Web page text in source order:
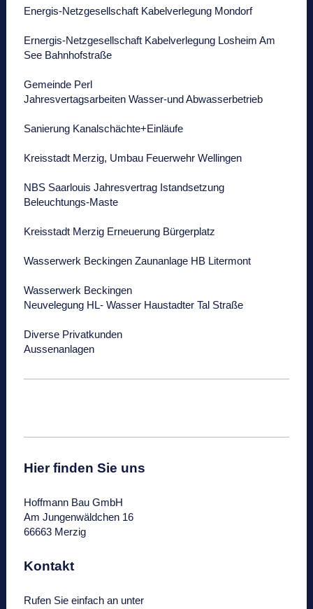
Energis-Netzgesellschaft Kabelverlegung Mondorf
Ernergis-Netzgesellschaft Kabelverlegung Losheim Am
See Bahnhofstraße
Gemeinde Perl
Jahresvertagsarbeiten Wasser-und Abwasserbetrieb
Sanierung Kanalschächte+Einläufe
Kreisstadt Merzig, Umbau Feuerwehr Wellingen
NBS Saarlouis Jahresvertrag Istandsetzung
Beleuchtungs-Maste
Kreisstadt Merzig Erneuerung Bürgerplatz
Wasserwerk Beckingen Zaunanlage HB Litermont
Wasserwerk Beckingen
Neuvelegung HL- Wasser Haustadter Tal Straße
Diverse Privatkunden
Aussenanlagen
Hier finden Sie uns
Hoffmann Bau GmbH
Am Jungenwäldchen 16
66663 Merzig
Kontakt
Rufen Sie einfach an unter